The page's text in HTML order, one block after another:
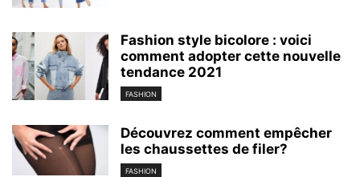
Fashion style bicolore : voici
comment adopter cette nouvelle
tendance 2021
FASHION
Découvrez comment empêcher
les chaussettes de filer?
FASHION